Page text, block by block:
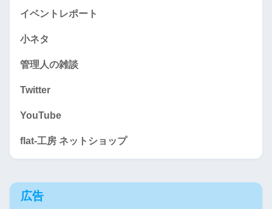
イベントレポート
小ネタ
管理人の雑談
Twitter
YouTube
flat-工房 ネットショップ
広告